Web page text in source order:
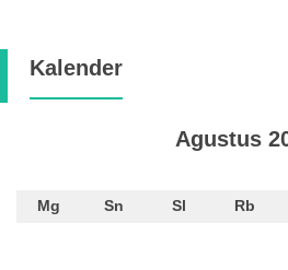
Kalender
Agustus
Mg Sn Sl Rb